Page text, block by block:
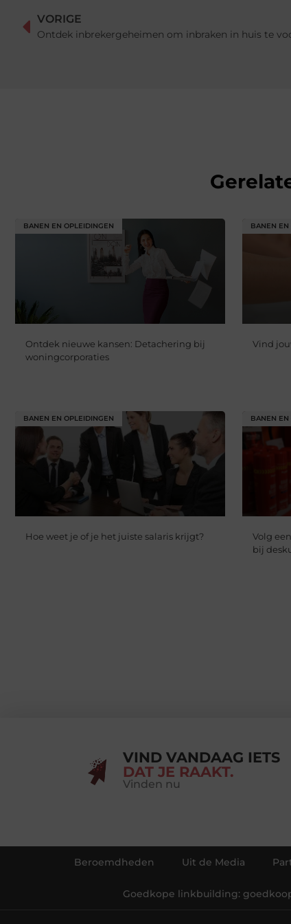
VORIGE
Ontdek inbrekergeheimen om inbraken in huis te
BANEN EN OPLEIDINGEN
Ontdek nieuwe kansen: Detachering bij
woningcorporaties
BANEN EN
Vind
BANEN EN OPLEIDINGEN
Hoe weet je of je het juiste salaris krijgt?
BANEN EN
Volg
bij
VIND VANDAAG IETS
DAT JE RAAKT.
Vinden nu
Beroemdheden Uit de Media
Goedkope linkbuilding: